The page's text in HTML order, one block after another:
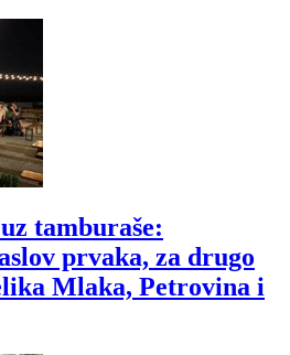
tamburaše:
prvaka, za drugo
Mlaka, Petrovina i